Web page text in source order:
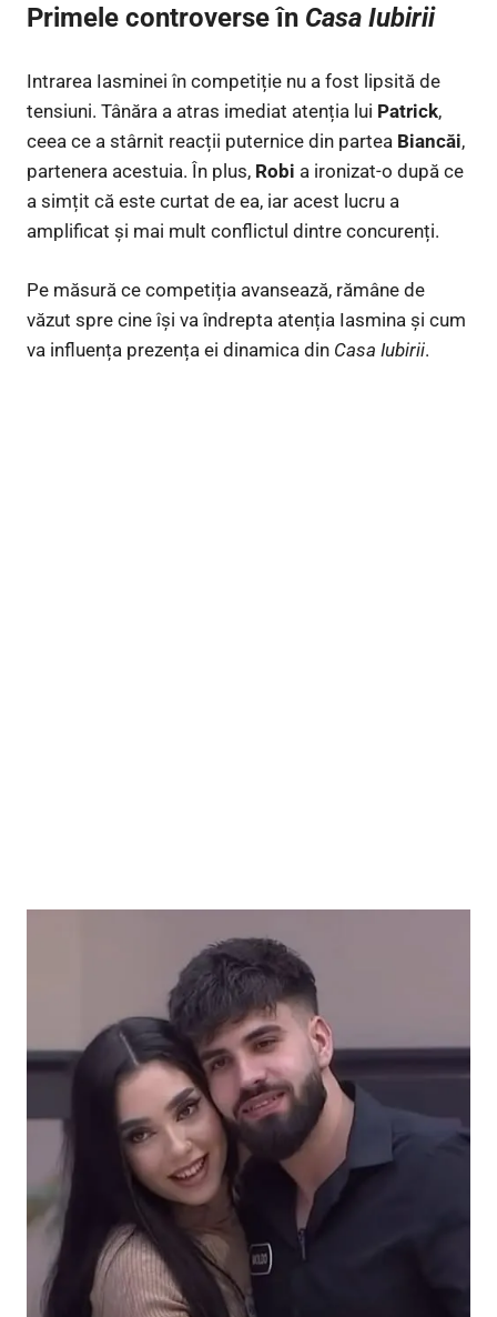
Primele controverse în Casa Iubirii
Intrarea Iasminei în competiție nu a fost lipsită de
tensiuni. Tânăra a atras imediat atenția lui Patrick,
ceea ce a stârnit reacții puternice din partea Biancăi,
partenera acestuia. În plus, Robi a ironizat-o după ce
a simțit că este curtat de ea, iar acest lucru a
amplificat și mai mult conflictul dintre concurenți.
Pe măsură ce competiția avansează, rămâne de
văzut spre cine își va îndrepta atenția Iasmina și cum
va influența prezența ei dinamica din Casa Iubirii.